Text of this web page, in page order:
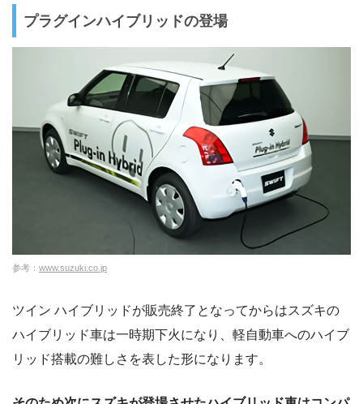
プラグインハイブリッドの登場
参考： www.suzuki.co.jp
ツイン ハイブリッドが販売終了となってからはスズキの
ハイブリッド車は一時期下火になり、軽自動車へのハイブ
リッド搭載の難しさを表した形になります。